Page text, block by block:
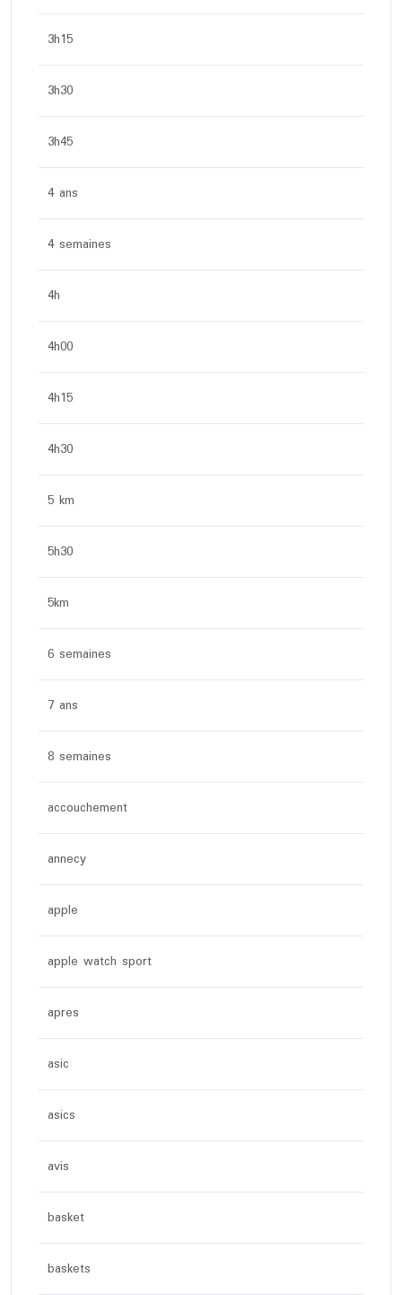
3h15
3h30
3h45
4 ans
4 semaines
4h
4h00
4h15
4h30
5 km
5h30
5km
6 semaines
7 ans
8 semaines
accouchement
annecy
apple
apple watch sport
apres
asic
asics
avis
basket
baskets